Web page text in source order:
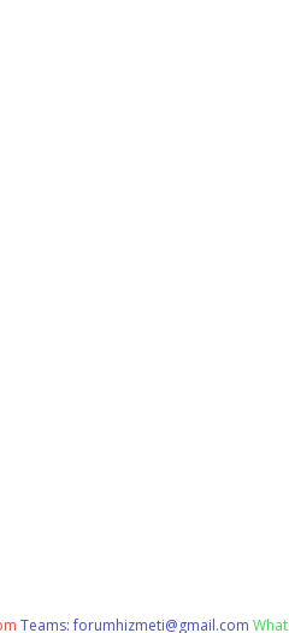
Teams:forumhizmeti@gmail.com